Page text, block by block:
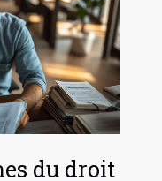
du droit